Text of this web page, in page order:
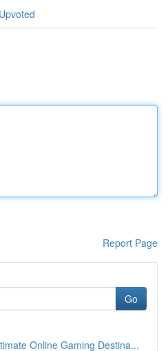
Report Page
Go
Online Gaming Destina...